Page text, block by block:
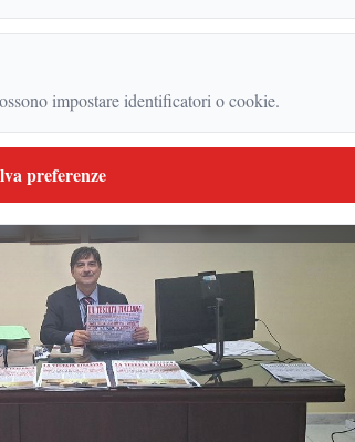
impostare identificatori o cookie.
preferenze